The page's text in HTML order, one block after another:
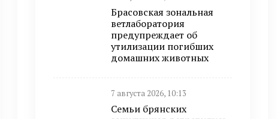
Брасовская зональная
ветлаборатория
предупреждает об
утилизации погибших
домашних животных
7 августа 2026, 10:13
Семьи брянских